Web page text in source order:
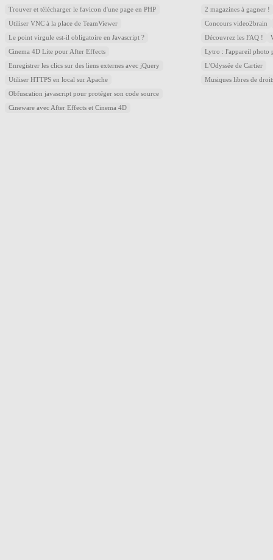
Trouver et télécharger le favicon d'une page en PHP
Utiliser VNC à la place de TeamViewer
Le point virgule est-il obligatoire en Javascript ?
Cinema 4D Lite pour After Effects
Enregistrer les clics sur des liens externes avec jQuery
Utiliser HTTPS en local sur Apache
Obfuscation javascript pour protéger son code source
Cineware avec After Effects et Cinema 4D
2 magazines à gagner !
Concours video2brain
Découvrez les FAQ !
Lytro : l'appareil photo
L'Odyssée de Cartier
Musiques libres de